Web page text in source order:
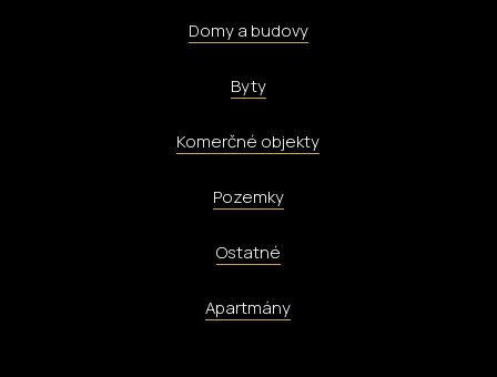
Domy a budovy
Byty
Komerčné objekty
Pozemky
Ostatné
Apartmány